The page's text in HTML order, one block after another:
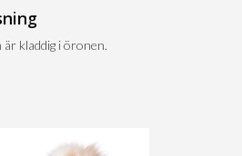
är kladdig i öronen.